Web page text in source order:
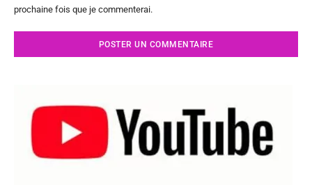
prochaine fois que je commenterai.